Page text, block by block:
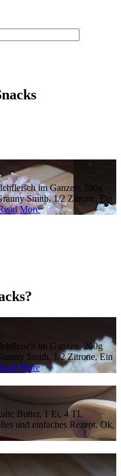
im Ganzen, 200g
Smith, 1/2 Zitrone, Ein
More
im Ganzen, 200g
Smith, 1/2 Zitrone, Ein
More
Butter, 1 Ei, 4 TL
und einfaches Rezept. Ok,